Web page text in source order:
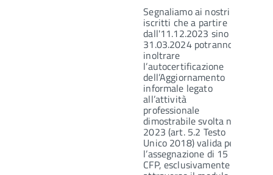
Segnaliamo ai nostri
iscritti che a partire
dall'11.12.2023 sino al
31.03.2024 potranno
inoltrare
l’autocertificazione
dell’Aggiornamento
informale legato
all’attività
professionale
dimostrabile svolta nel
2023 (art. 5.2 Testo
Unico 2018) valida per
l’assegnazione di 15
CFP, esclusivamente